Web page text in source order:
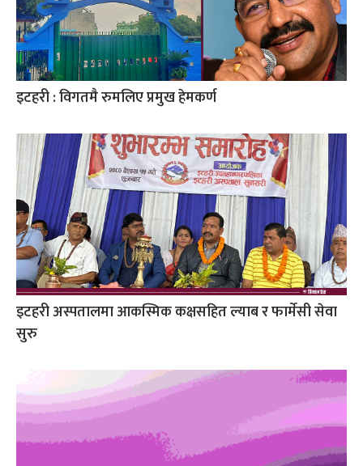
इटहरी : विगतमै रुमलिए प्रमुख हेमकर्ण
इटहरी अस्पतालमा आकस्मिक कक्षसहित ल्याब र फार्मेसी सेवा
सुरु